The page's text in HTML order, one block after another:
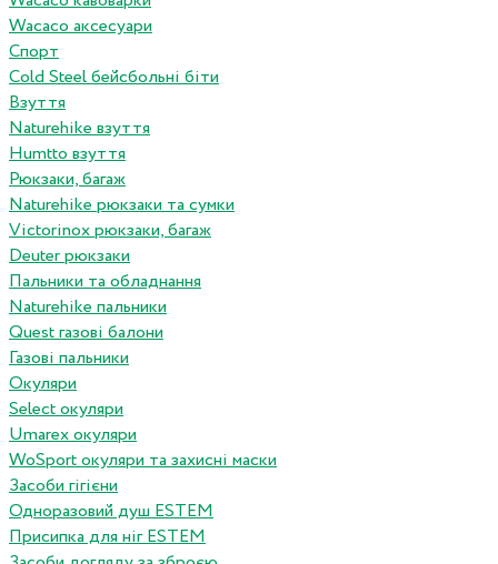
Wacaco аксесуари
Спорт
Cold Steel бейсбольні біти
Взуття
Naturehike взуття
Humtto взуття
Рюкзаки, багаж
Naturehike рюкзаки та сумки
Victorinox рюкзаки, багаж
Deuter рюкзаки
Пальники та обладнання
Naturehike пальники
Quest газові балони
Газові пальники
Окуляри
Select окуляри
Umarex окуляри
WoSport окуляри та захисні маски
Засоби гігієни
Одноразовий душ ESTEM
Присипка для ніг ESTEM